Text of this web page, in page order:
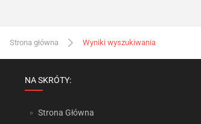
Strona główna Wyniki wyszukiwania
NA SKRÓTY:
Strona Główna